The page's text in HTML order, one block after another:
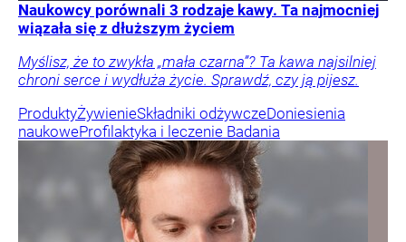
Naukowcy porównali 3 rodzaje kawy. Ta najmocniej
wiązała się z dłuższym życiem
Myślisz, że to zwykła „mała czarna”? Ta kawa najsilniej
chroni serce i wydłuża życie. Sprawdź, czy ją pijesz.
ProduktyŻywienieSkładniki odżywczeDoniesienia
naukoweProfilaktyka i leczenie Badania